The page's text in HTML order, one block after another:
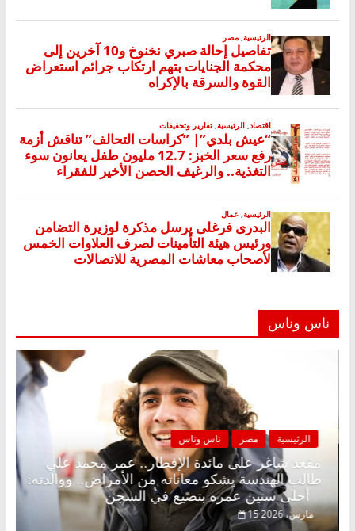
ناس وناس
الرئيسية مصر ناس وناس
مقعد شاغر على مائدة الإفطار.. عمر
طالب الهندسة يشكو معاناته من
أحلى سنين عمره بتضيع في السجن
15 مارس، 2026
زينة رمضان.. د.
حلم